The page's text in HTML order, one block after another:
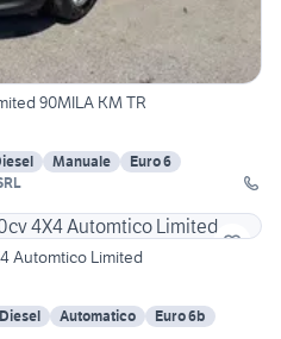
90MILA KM TR
Manuale
Euro 6
Automtico Limited
Diesel Automatico
Euro 6b